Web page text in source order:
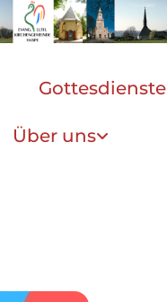
Gottesdienste
Über uns